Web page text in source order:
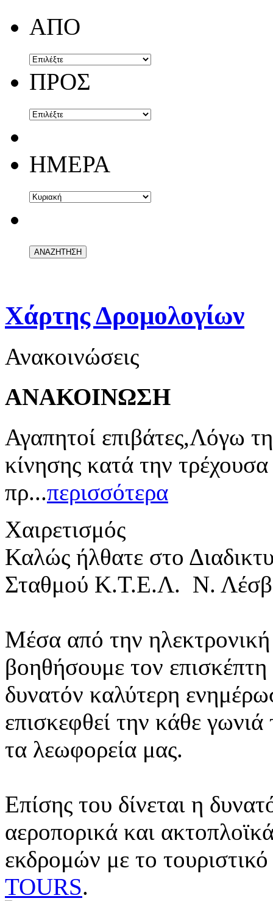
ΑΠΟ
ΠΡΟΣ
ΗΜΕΡΑ
Χάρτης Δρομολογίων
Ανακοινώσεις
ΑΝΑΚΟΙΝΩΣΗ
Αγαπητοί επιβάτες,Λόγω
κίνησης κατά την
πρ...περισσότερα
Χαιρετισμός
Καλώς ήλθατε στο
Σταθμού Κ.Τ.Ε.Λ. Ν.
Μέσα από την ηλεκτρονική
βοηθήσουμε τον
δυνατόν καλύτερη
επισκεφθεί την κάθε
τα λεωφορεία μας.
Επίσης του δίνεται η
αεροπορικά και
εκδρομών με το
TOURS.